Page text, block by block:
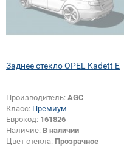
Заднее стекло OPEL Kadett E
Производитель: AGC
Класс: Премиум
Еврокод: 161826
Наличие: В наличии
Цвет стекла: Прозрачное